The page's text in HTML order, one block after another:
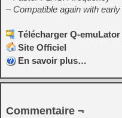
– Compatible again with
Télécharger Q-emuLator
Site Officiel
En savoir plus…
Commentaire ¬